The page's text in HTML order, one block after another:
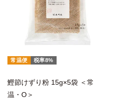
常温便 税率8%
鰹節けずり粉 15g×5袋 ＜常
温・O＞